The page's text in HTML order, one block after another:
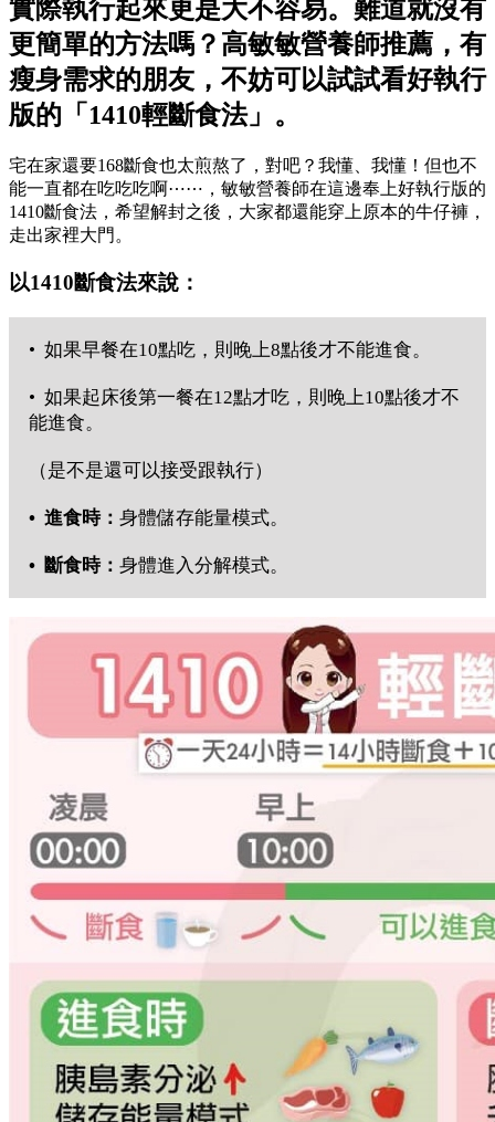
實際執行起來更是大不容易。難道就沒有
更簡單的方法嗎？高敏敏營養師推薦，有
瘦身需求的朋友，不妨可以試試看好執行
版的「1410輕斷食法」。
宅在家還要168斷食也太煎熬了，對吧？我懂、我懂！但也不
能一直都在吃吃吃啊⋯⋯，敏敏營養師在這邊奉上好執行版的
1410斷食法，希望解封之後，大家都還能穿上原本的牛仔褲，
走出家裡大門。
以1410斷食法來說：
• 如果早餐在10點吃，則晚上8點後才不能進食。
• 如果起床後第一餐在12點才吃，則晚上10點後才不
能進食。
（是不是還可以接受跟執行）
• 進食時： 身體儲存能量模式。
• 斷食時： 身體進入分解模式。